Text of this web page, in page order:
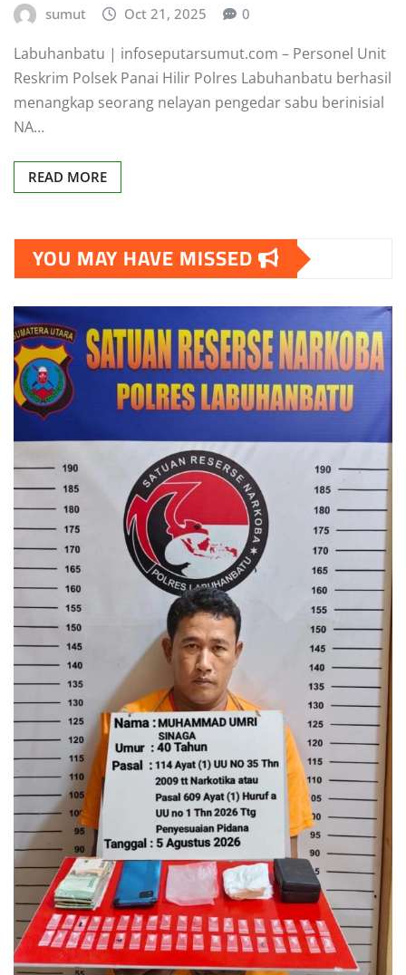
sumut Oct 21, 2025 0
Labuhanbatu | infoseputarsumut.com – Personel Unit
Reskrim Polsek Panai Hilir Polres Labuhanbatu berhasil
menangkap seorang nelayan pengedar sabu berinisial
NA…
READ MORE
YOU MAY HAVE MISSED